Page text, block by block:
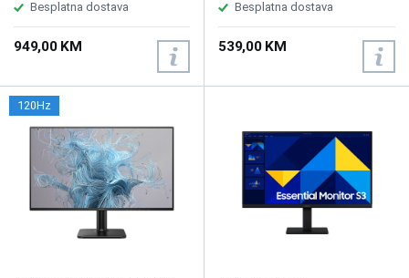
LAN, 3W zvučnici
Besplatna dostava
949,00 KM
C, 3xUSB 3.2.
Besplatna dostava
539,00 KM
120Hz